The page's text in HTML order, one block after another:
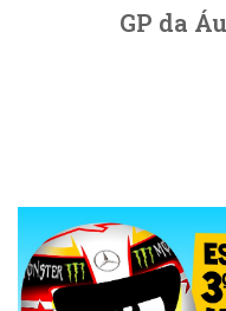
GP da